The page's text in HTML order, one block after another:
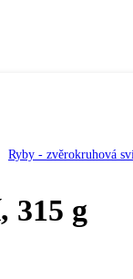
Ryby - zvěrokruhová
315 g